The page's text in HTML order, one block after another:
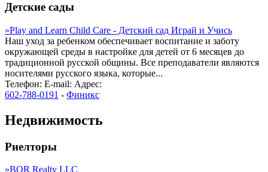
Детские сады
»Play and Learn Child Care - Детский сад Играй и Учись
Наш уход за ребенком обеспечивает воспитание и заботу
окружающей среды в настройке для детей от 6 месяцев до
традиционной русской общины. Все преподаватели являются
носителями русского языка, которые...
Телефон: E-mail: Адрес:
602-788-0191 - Финикс
Недвижимость
Риелторы
»BOR Realty LLC